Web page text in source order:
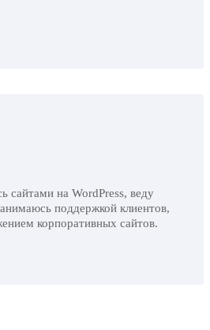
сайтами на WordPress, веду
поддержкой клиентов,
корпоративных сайтов.